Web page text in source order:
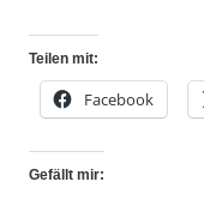
Teilen mit:
Facebook
Gefällt mir: